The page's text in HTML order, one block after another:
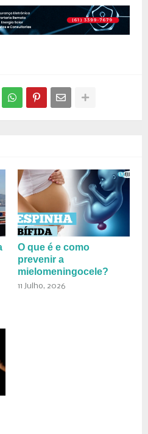
O que é e como
prevenir a
mielomeningocele?
11 Julho, 2026